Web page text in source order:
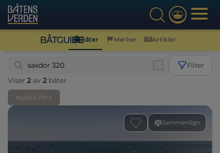
BÅTGUIDEBåter Merker Artikler
Filter
Viser 2 av 2 båter
Nullstill filtre
Sammenlign